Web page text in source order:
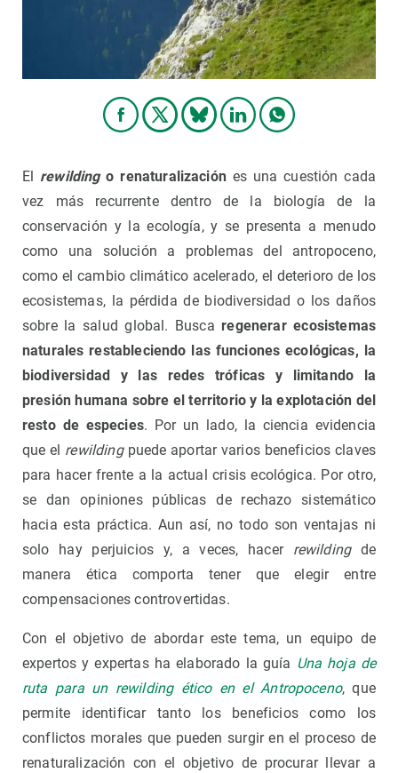
El rewildingo renaturalizaciónes una cuestión cada
vez más recurrente dentro de la biología de la
conservación y la ecología, y se presenta a menudo
como una solución a problemas del antropoceno,
como el cambio climático acelerado, el deterioro de los
ecosistemas, la pérdida de biodiversidad o los daños
sobre la salud global. Buscaregenerar ecosistemas
naturales restableciendo las funciones ecológicas, la
biodiversidad y las redes tróficas y limitando la
presión humana sobre el territorio y la explotación del
resto de especies. Por un lado, la ciencia evidencia
que el rewildingpuede aportar varios beneficios claves
para hacer frente a la actual crisis ecológica. Por otro,
se dan opiniones públicas de rechazo sistemático
hacia esta práctica. Aun así, no todo son ventajas ni
solo hay perjuicios y, a veces, hacer rewildingde
manera ética comporta tener que elegir entre
compensaciones controvertidas.
Con el objetivo de abordar este tema, un equipo de
expertos y expertas ha elaborado la guía Una hoja de
ruta para un rewilding ético en el Antropoceno, que
permite identificar tanto los beneficios como los
conflictos morales que pueden surgir en el proceso de
renaturalización con el objetivo de procurar llevar a